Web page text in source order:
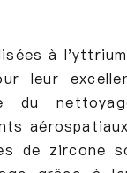
à
leur
du
de zircone